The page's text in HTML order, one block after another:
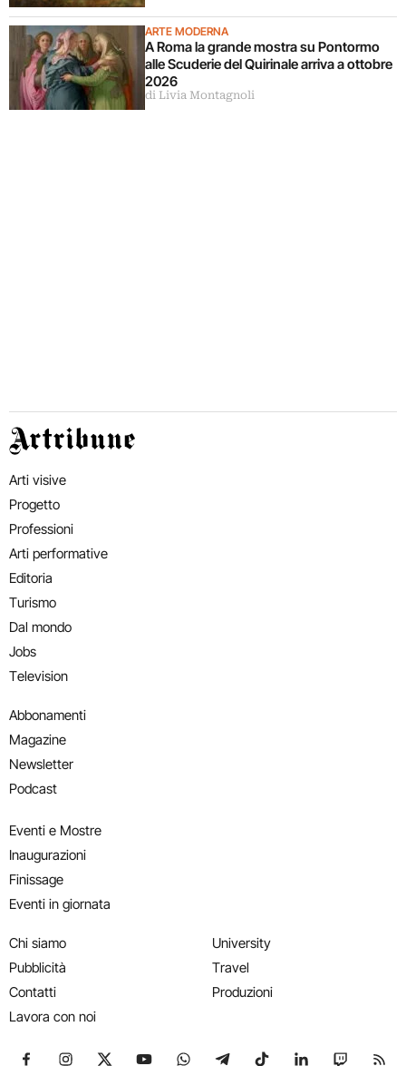
ARTE MODERNA
A Roma la grande mostra su Pontormo
alle Scuderie del Quirinale arriva a ottobre
2026
di Livia Montagnoli
Artribune
Arti visive
Progetto
Professioni
Arti performative
Editoria
Turismo
Dal mondo
Jobs
Television
Abbonamenti
Magazine
Newsletter
Podcast
Eventi e Mostre
Inaugurazioni
Finissage
Eventi in giornata
Chi siamo
Pubblicità
Contatti
Lavora con noi
University
Travel
Produzioni
Seguici su Facebook
Seguici su Instagram
Seguici su X
Seguici su YouTube
Seguici su WhatsApp
Seguici su Telegram
Seguici su TikTok
Seguici su
Seguici